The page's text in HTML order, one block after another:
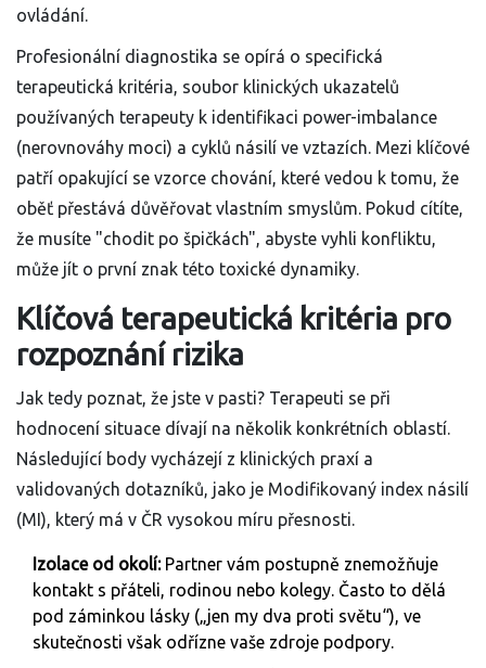
ovládání.
Profesionální diagnostika se opírá o specifická
terapeutická kritéria, soubor klinických ukazatelů
používaných terapeuty k identifikaci power-imbalance
(nerovnováhy moci) a cyklů násilí ve vztazích. Mezi klíčové
patří opakující se vzorce chování, které vedou k tomu, že
oběť přestává důvěřovat vlastním smyslům. Pokud cítíte,
že musíte "chodit po špičkách", abyste vyhli konfliktu,
může jít o první znak této toxické dynamiky.
Klíčová terapeutická kritéria pro
rozpoznání rizika
Jak tedy poznat, že jste v pasti? Terapeuti se při
hodnocení situace dívají na několik konkrétních oblastí.
Následující body vycházejí z klinických praxí a
validovaných dotazníků, jako je Modifikovaný index násilí
(MI), který má v ČR vysokou míru přesnosti.
Izolace od okolí:Partner vám postupně znemožňuje
kontakt s přáteli, rodinou nebo kolegy. Často to dělá
pod záminkou lásky („jen my dva proti světu“), ve
skutečnosti však odřízne vaše zdroje podpory.